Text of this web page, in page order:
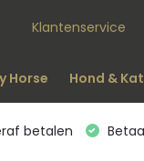
Klantenservice
Horse Hond & Kat
betalen